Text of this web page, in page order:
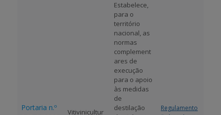
Portaria n.º
Vitivinicultur
Estabelece,
para o
território
nacional, as
normas
complement
ares de
execução
para o apoio
às medidas
de
destilação
Regulamento